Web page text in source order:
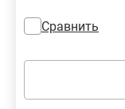
Сравнить